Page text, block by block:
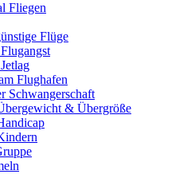
Fliegen
Flüge
Flughafen
Schwangerschaft
& Übergröße